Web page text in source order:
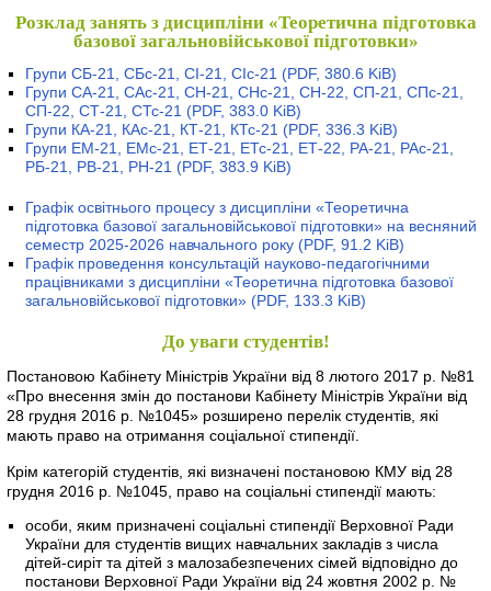
Розклад занять з дисципліни «Теоретична підготовка
базової загальновійськової підготовки»
Групи СБ-21, СБс-21, СІ-21, СІс-21 (PDF, 380.6 KiB)
Групи СА-21, САс-21, СН-21, СНс-21, СН-22, СП-21, СПс-21,
СП-22, СТ-21, СТс-21 (PDF, 383.0 KiB)
Групи КА-21, КАс-21, КТ-21, КТс-21 (PDF, 336.3 KiB)
Групи ЕМ-21, ЕМс-21, ЕТ-21, ЕТс-21, ЕТ-22, РА-21, РАс-21,
РБ-21, РВ-21, РН-21 (PDF, 383.9 KiB)
Графік освітнього процесу з дисципліни «Теоретична
підготовка базової загальновійськової підготовки» на весняний
семестр 2025-2026 навчального року (PDF, 91.2 KiB)
Графік проведення консультацій науково-педагогічними
працівниками з дисципліни «Теоретична підготовка базової
загальновійськової підготовки» (PDF, 133.3 KiB)
До уваги студентів!
Постановою Кабінету Міністрів України від 8 лютого 2017 р. №81
«Про внесення змін до постанови Кабінету Міністрів України від
28 грудня 2016 р. №1045» розширено перелік студентів, які
мають право на отримання соціальної стипендії.
Крім категорій студентів, які визначені постановою КМУ від 28
грудня 2016 р. №1045, право на соціальні стипендії мають:
особи, яким призначені соціальні стипендії Верховної Ради
України для студентів вищих навчальних закладів з числа
дітей-сиріт та дітей з малозабезпечених сімей відповідно до
постанови Верховної Ради України від 24 жовтня 2002 р. №